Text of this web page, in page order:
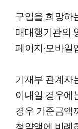
구입을 희망하
매대행기관의
페이지·모바일
기재부 관계자
이내일 경우에
경우 기준금액
청약액에 비례